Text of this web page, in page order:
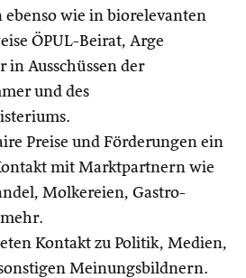
ebenso wie in biorelevanten
ÖPUL-Beirat, Arge
Ausschüssen der
und des
Preise und Förderungen ein
mit Marktpartnern wie
Molkereien, Gastro-
Kontakt zu Politik, Medien,
Meinungsbildnern.